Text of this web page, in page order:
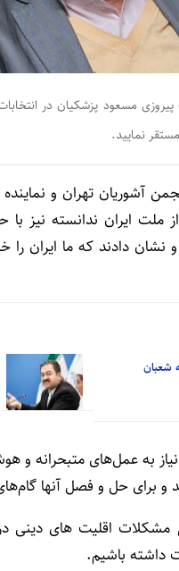
مسعود پزشکیان در
نمایید.
آشوریان تهران و
از ملت ایران ندانسته
نشان دادند که ما ایران را
شعبان
به عمل‌های متبحرانه و
برای حل و فصل آنها
اقلیت های دینی در
داشته باشیم.